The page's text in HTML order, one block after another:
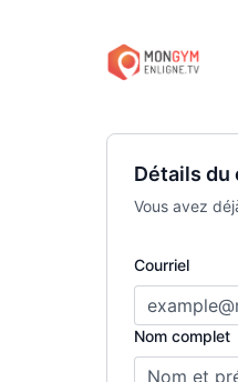
Détails du
Vous avez
Courriel
Nom complet